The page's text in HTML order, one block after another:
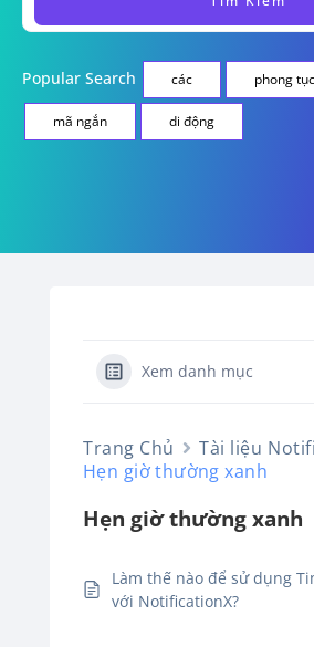
Popular Search các phong tục
mã ngắn di động
Xem danh mục
Trang Chủ
Tài liệu
Hẹn giờ thường xanh
Hẹn giờ thường xanh
Làm thế nào để sử dụng
với NotificationX?